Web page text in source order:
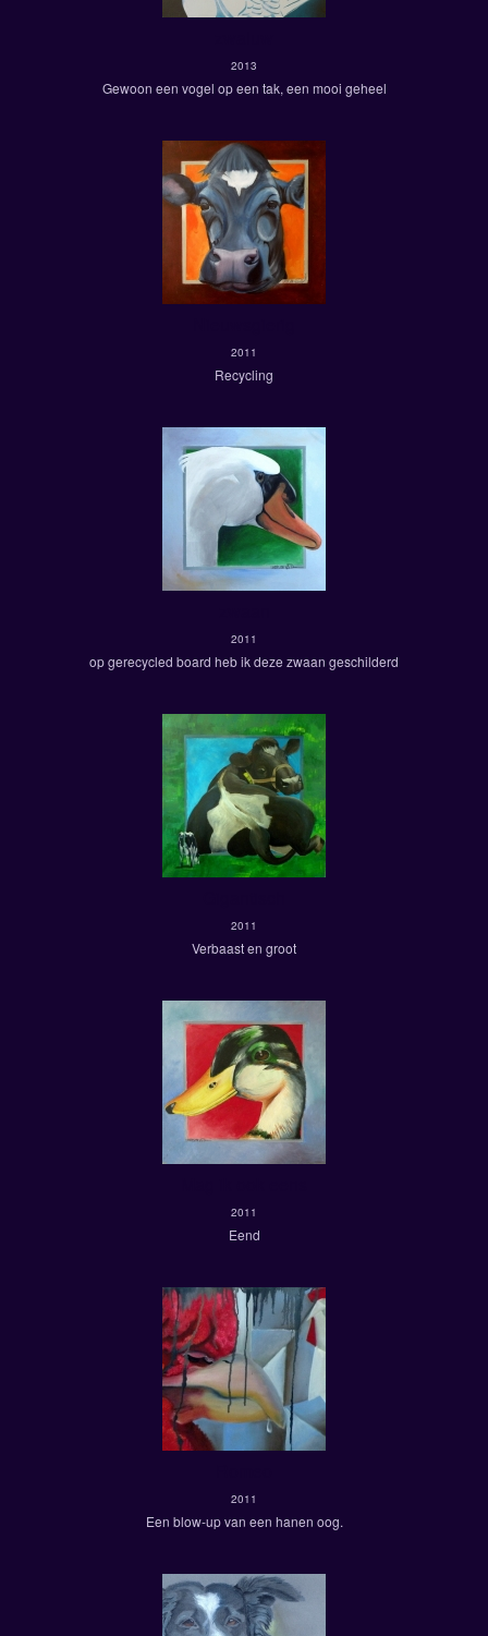
2013
Gewoon een vogel op een tak, een mooi geheel
2011
Recycling
2011
op gerecycled board heb ik deze zwaan geschilderd
2011
Verbaast en groot
2011
Eend
2011
Een blow-up van een hanen oog.